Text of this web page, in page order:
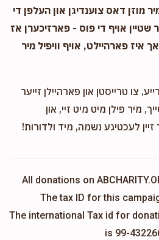
מוזן דאס צוענדיגן און העלפן די
אויף די פוס - פארזיכערן אז
פארהיילט, אויף וויפיל מיר
צו טרייסטן און פארהיילן זייער
מיר פילן מיט מיט זיי, און
לעכטיגע נשמה, מיד ולדורות!
All donations on
The tax ID for this
The international Tax id for
is 99-